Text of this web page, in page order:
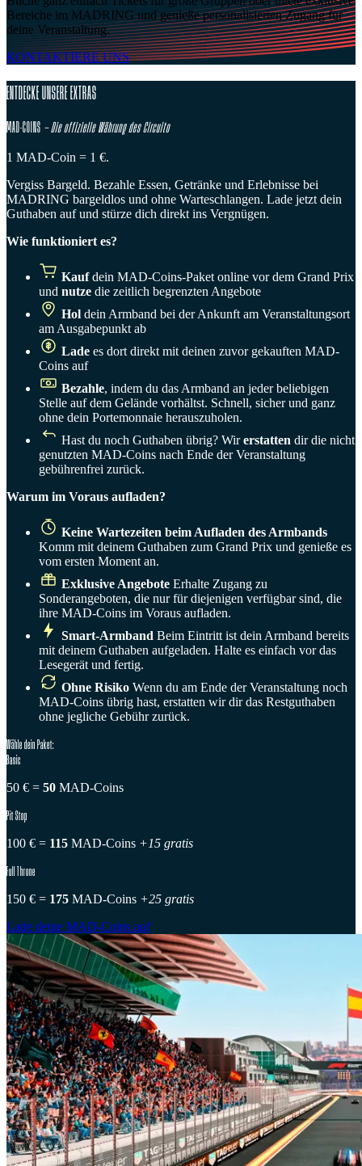
Bereiche im MADRING und genieße personalisierten Zugang für
deine Veranstaltung.
KONTAKTIERE UNS
ENTDECKE UNSERE EXTRAS
MAD-COINS — Die offizielle Währung des Circuito
1 MAD-Coin = 1 €.
Vergiss Bargeld. Bezahle Essen, Getränke und Erlebnisse bei
MADRING bargeldlos und ohne Warteschlangen. Lade jetzt dein
Guthaben auf und stürze dich direkt ins Vergnügen.
Wie funktioniert es?
Kaufdein MAD-Coins-Paket online vor dem Grand Prix
und nutze die zeitlich begrenzten Angebote
Hol dein Armband bei der Ankunft am Veranstaltungsort
am Ausgabepunkt ab
Lade es dort direkt mit deinen zuvor gekauften MAD-
Coins auf
Bezahle, indem du das Armband an jeder beliebigen
Stelle auf dem Gelände vorhältst. Schnell, sicher und ganz
ohne dein Portemonnaie herauszuholen.
Hast du noch Guthaben übrig? Wirerstatten dir die nicht
genutzten MAD-Coins nach Ende der Veranstaltung
gebührenfrei zurück.
Warum im Voraus aufladen?
Keine Wartezeiten beim Aufladen des Armbands
Komm mit deinem Guthaben zum Grand Prix und genieße es
vom ersten Moment an.
Exklusive Angebote Erhalte Zugang zu
Sonderangeboten, die nur für diejenigen verfügbar sind, die
ihre MAD-Coins im Voraus aufladen.
Smart-Armband Beim Eintritt ist dein Armband bereits
mit deinem Guthaben aufgeladen. Halte es einfach vor das
Lesegerät und fertig.
Ohne Risiko Wenn du am Ende der Veranstaltung noch
MAD-Coins übrig hast, erstatten wir dir das Restguthaben
ohne jegliche Gebühr zurück.
Wähle dein Paket:
Basic
50 € = 50 MAD-Coins
Pit Stop
100 € = 115 MAD-Coins +15 gratis
Full Throne
150 € = 175 MAD-Coins +25 gratis
Lade deine MAD-Coins auf